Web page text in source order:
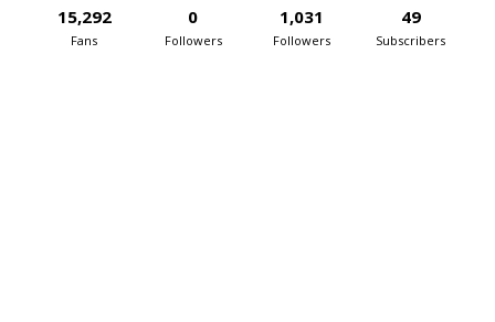
15,292
Fans
0
Followers
1,031
Followers
49
Subscribers